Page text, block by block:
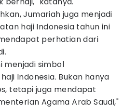
Jumariah juga menjadi
haji Indonesia tahun ini
perhatian dari
menjadi simbol
Indonesia. Bukan hanya
tetapi juga mendapat
Agama Arab Saudi,"